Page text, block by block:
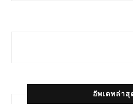
อัพเดทล่าสุ